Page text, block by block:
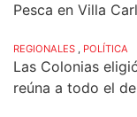
Pesca en Villa
REGIONALES , POLÍTICA
Las Colonias
reúna a todo el